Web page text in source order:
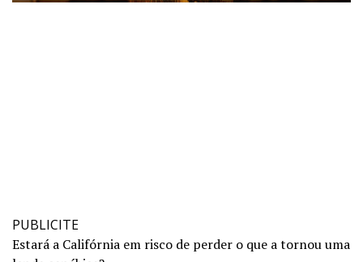
PUBLICITE
Estará a Califórnia em risco de perder o que a tornou uma